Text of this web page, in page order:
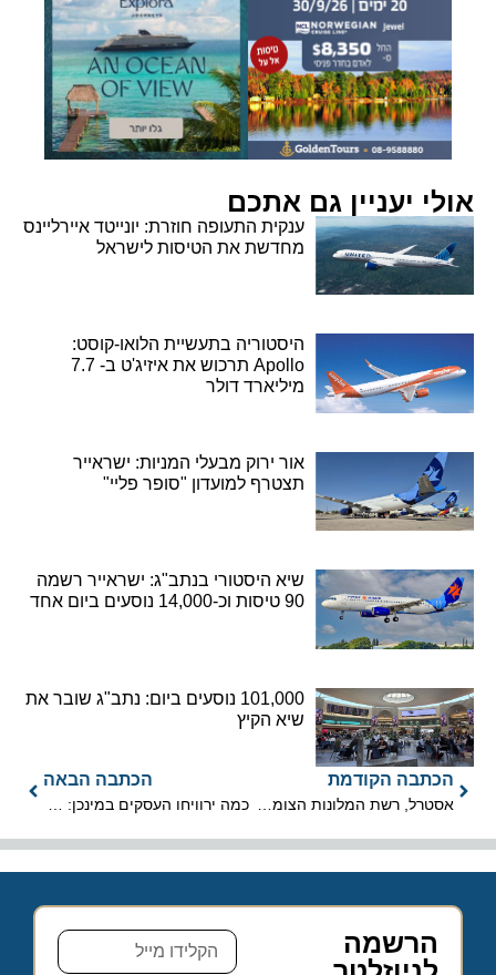
אולי יעניין גם אתכם
ענקית התעופה חוזרת: יונייטד איירליינס
מחדשת את הטיסות לישראל
היסטוריה בתעשיית הלואו-קוסט:
Apollo תרכוש את איזיג'ט ב- 7.7
מיליארד דולר
אור ירוק מבעלי המניות: ישראייר
תצטרף למועדון "סופר פליי"
שיא היסטורי בנתב"ג: ישראייר רשמה
90 טיסות וכ-14,000 נוסעים ביום אחד
101,000 נוסעים ביום: נתב"ג שובר את
שיא הקיץ
הכתבה הקודמת
אסטרל, רשת המלונות הצומחת בישראל, מסמנת מטרות קדימה
הכתבה הבאה
כמה ירוויחו העסקים במינכן: מילאנו, פריז ומינכן נכנסות להארכה
הרשמה